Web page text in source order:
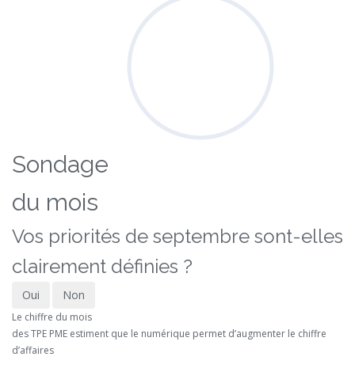
Sondage
du mois
Vos priorités de septembre sont-elles
clairement définies ?
Oui Non
Le chiffre du mois
des TPE PME estiment que le numérique permet d’augmenter le chiffre
d’affaires